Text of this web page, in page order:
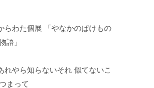
らわた個展 「やなかのぱけもの
語」
れやら知らないそれ 似てないこ
まって